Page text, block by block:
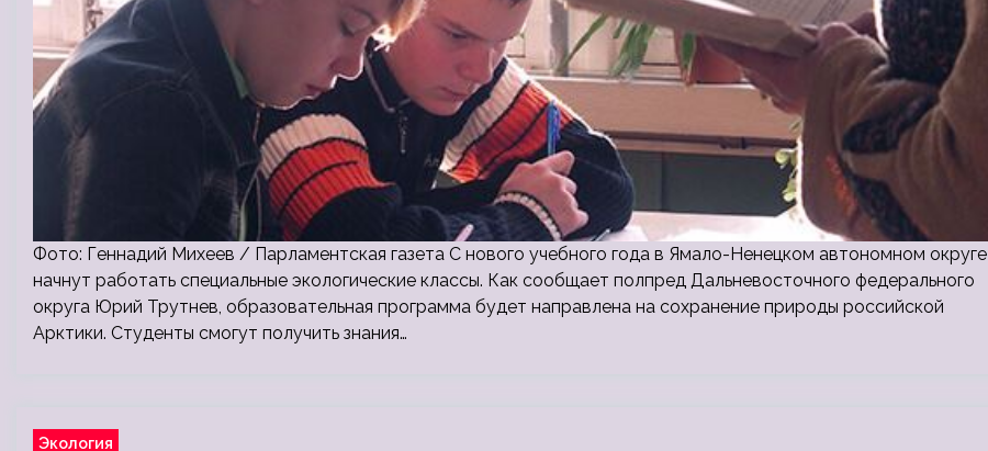
Фото: Геннадий Михеев / Парламентская газета С нового учебного года в Ямало-Ненецком автономном округе
начнут работать специальные экологические классы. Как сообщает полпред Дальневосточного федерального
округа Юрий Трутнев, образовательная программа будет направлена на сохранение природы российской
Арктики. Студенты смогут получить знания…
Экология